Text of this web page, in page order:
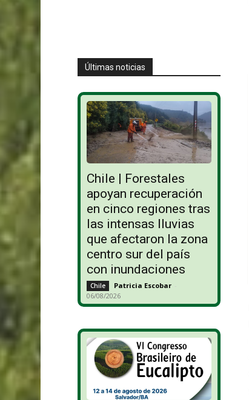
Últimas noticias
Chile | Forestales
apoyan recuperación
en cinco regiones tras
las intensas lluvias
que afectaron la zona
centro sur del país
con inundaciones
Chile Patricia Escobar -
06/08/2026